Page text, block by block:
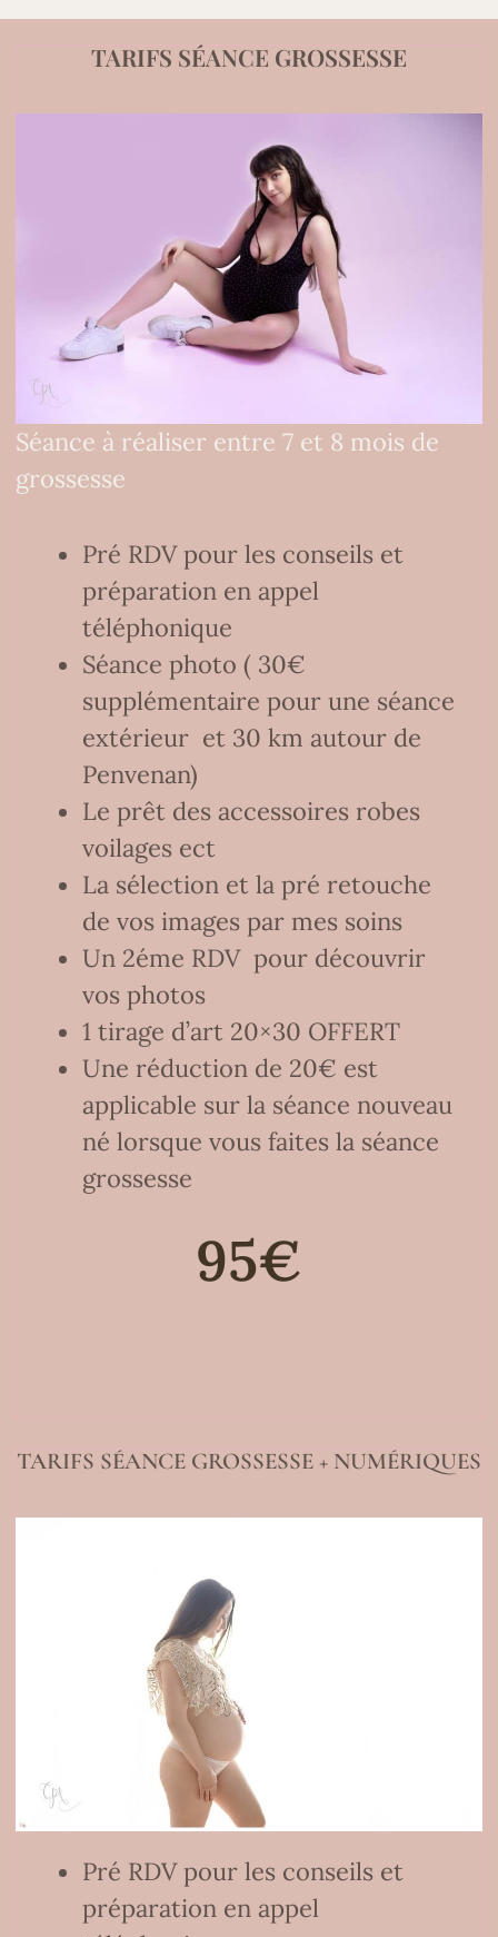
TARIFS SÉANCE GROSSESSE
Séance à réaliser entre 7 et 8 mois de
grossesse
Pré RDV pour les conseils et
préparation en appel
téléphonique
Séance photo ( 30€
supplémentaire pour une séance
extérieur et 30 km autour de
Penvenan)
Le prêt des accessoires robes
voilages ect
La sélection et la pré retouche
de vos images par mes soins
Un 2éme RDV pour découvrir
vos photos
1 tirage d’art 20×30 OFFERT
Une réduction de 20€ est
applicable sur la séance nouveau
né lorsque vous faites la séance
grossesse
95€
TARIFS SÉANCE GROSSESSE + NUMÉRIQUES
Pré RDV pour les conseils et
préparation en appel